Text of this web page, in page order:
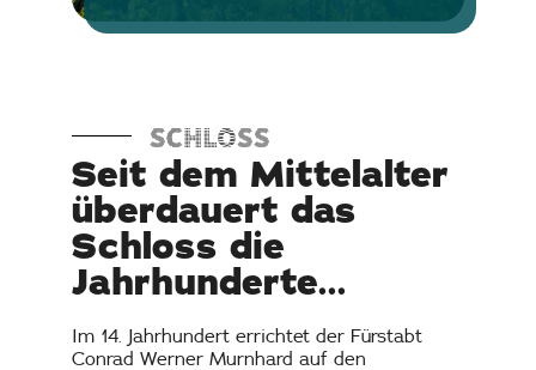
SCHLOSS
Seit dem Mittelalter
überdauert das
Schloss die
Jahrhunderte...
Im 14. Jahrhundert errichtet der Fürstabt
Conrad Werner Murnhard auf den